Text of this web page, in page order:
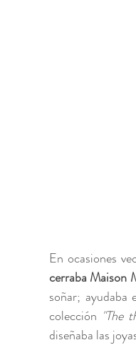
cerraba Maison
soñar; ayudaba
colección "The
diseñaba las